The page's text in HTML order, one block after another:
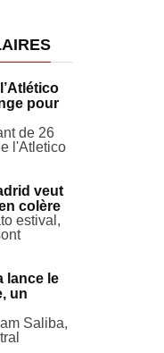
pour
de 26
l'Atletico
veut
colère
estival,
lance le
un
Saliba,